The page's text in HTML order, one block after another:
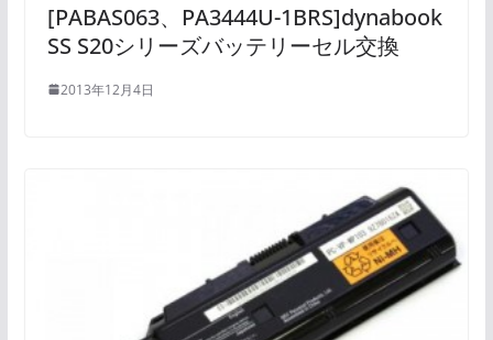
[PABAS063、PA3444U-1BRS]dynabook
SS S20シリーズバッテリーセル交換
2013年12月4日